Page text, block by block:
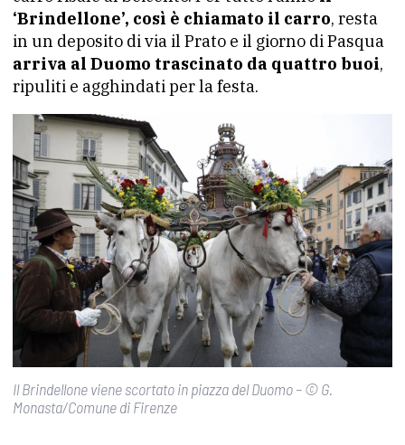
‘Brindellone’, così è chiamato il carro, resta
in un deposito di via il Prato e il giorno di Pasqua
arriva al Duomo trascinato da quattro buoi,
ripuliti e agghindati per la festa.
Il Brindellone viene scortato in piazza del Duomo – © G.
Monasta/Comune di Firenze